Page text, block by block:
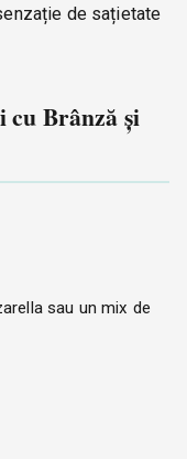
de sațietate
cu Brânză și
sau un mix de